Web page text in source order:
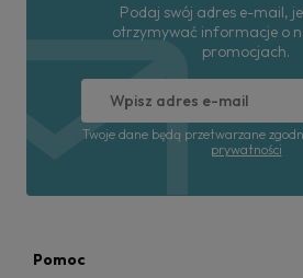
Podaj swój adres e-mail,
otrzymywać informacje o
promocjach.
Twoje dane będą przetwarzane
prywatności
Pomoc